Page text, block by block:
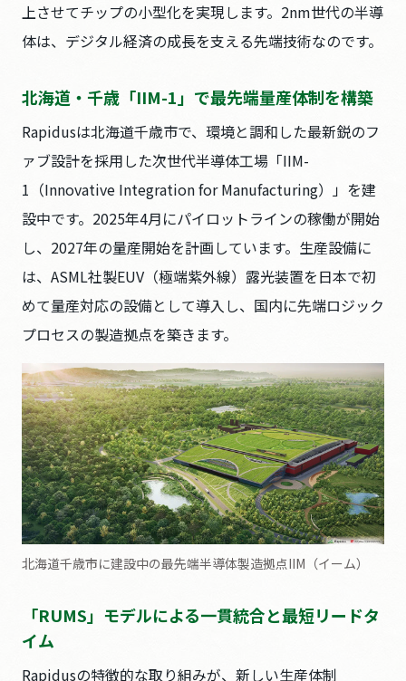
上させてチップの小型化を実現します。2nm世代の半導
体は、デジタル経済の成長を支える先端技術なのです。
北海道・千歳「IIM-1」で最先端量産体制を構築
Rapidusは北海道千歳市で、環境と調和した最新鋭のフ
ァブ設計を採用した次世代半導体工場「IIM-
1（Innovative Integration for Manufacturing）」を建
設中です。2025年4月にパイロットラインの稼働が開始
し、2027年の量産開始を計画しています。生産設備に
は、ASML社製EUV（極端紫外線）露光装置を日本で初
めて量産対応の設備として導入し、国内に先端ロジック
プロセスの製造拠点を築きます。
北海道千歳市に建設中の最先端半導体製造拠点IIM（イーム）
「RUMS」モデルによる一貫統合と最短リードタ
イム
Rapidusの特徴的な取り組みが、新しい生産体制